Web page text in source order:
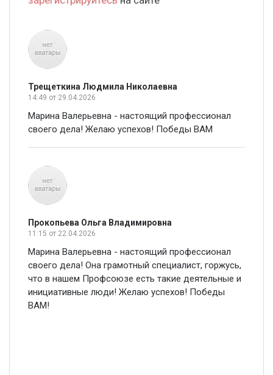
Трещеткина Людмила Николаевна
14:49 от 29.04.2026
Марина Валерьевна - настоящий профессионал
своего дела! Желаю успехов! Победы ВАМ
Прокопьева Ольга Владимировна
11:15 от 22.04.2026
Марина Валерьевна - настоящий профессионал
своего дела! Она грамотный специалист, горжусь,
что в нашем Профсоюзе есть такие деятельные и
инициативные люди! Желаю успехов! Победы
ВАМ!